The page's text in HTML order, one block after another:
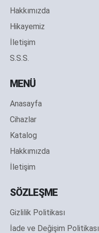
Hakkımızda
Hikayemiz
İletişim
S.S.S.
MENÜ
Anasayfa
Cihazlar
Katalog
Hakkımızda
İletişim
SÖZLEŞME
Gizlilik Politikası
İade ve Değişim Politikası